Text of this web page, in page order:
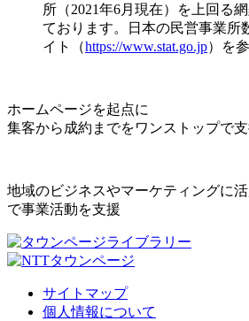
所（2021年6月現在）を上回る
ております。日本の民営事業所
イト（https://www.stat.go.jp）を
ホームページを起点に
集客から成約までをワンストップで
地域のビジネスやマーケティングに
で事業活動を支援
サイトマップ
個人情報について